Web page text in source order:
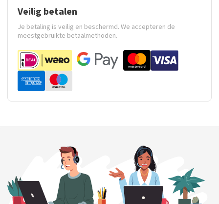
Veilig betalen
Je betaling is veilig en beschermd. We accepteren de
meestgebruikte betaalmethoden.